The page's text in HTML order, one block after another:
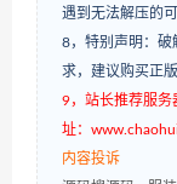
遇到无法解压的
8，特别声明：破
求，建议购买正
9，站长推荐服
址：
内容投诉